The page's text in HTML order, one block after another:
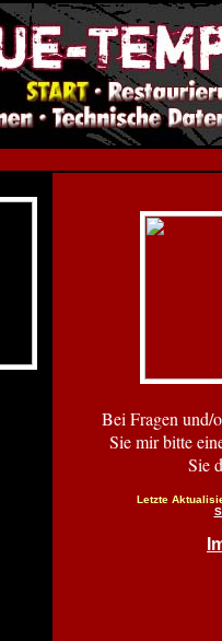
Bei Fragen und/
Sie mir bitte
Sie
Letzte